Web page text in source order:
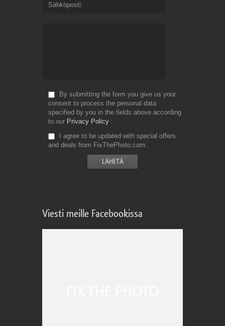
Sähköposti
By submitting the form you give us your
consent to process the personal data
specified by you in the fields above according
to our Privacy Policy
I agree to be updated with special offers
and deals from FixThePhoto.com
Viesti meille Facebookissa